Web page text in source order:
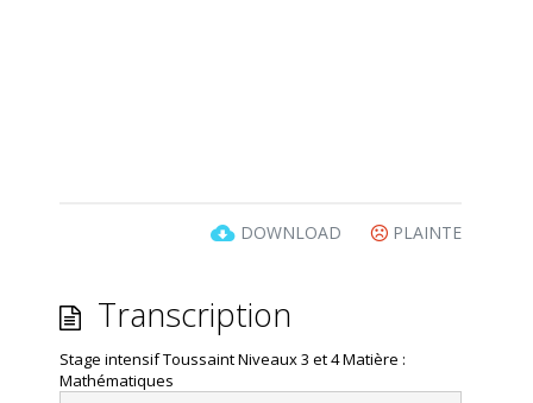
DOWNLOAD PLAINTE
Transcription
Stage intensif Toussaint Niveaux 3 et 4 Matière :
Mathématiques